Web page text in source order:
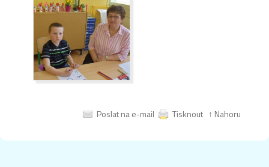
Poslat na e-mail Tisknout ↑ Nahoru